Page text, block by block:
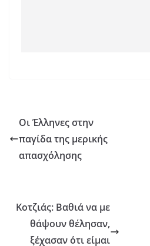
Οι Έλληνες στην
παγίδα της μερικής
απασχόλησης
Κοτζιάς: Βαθιά να με
θάψουν θέλησαν,
ξέχασαν ότι είμαι